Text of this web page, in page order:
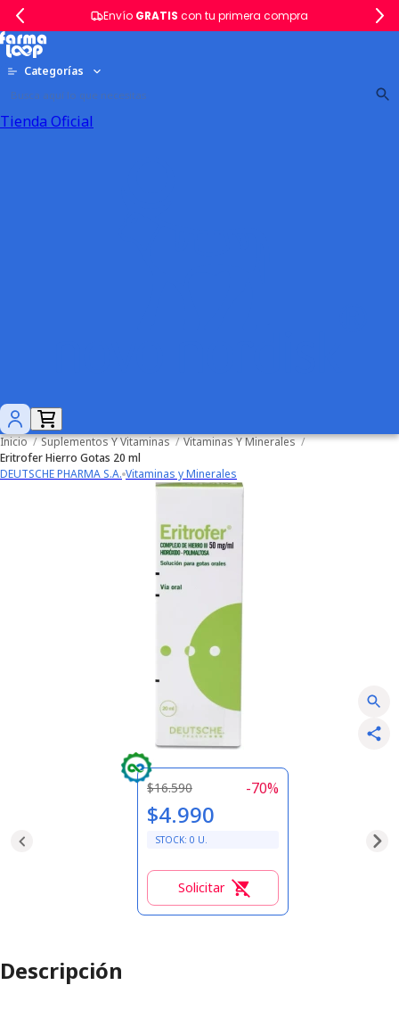
Envío GRATIS con tu primera compra
Categorías
Tienda Oficial
Inicio / Suplementos Y Vitaminas / Vitaminas Y Minerales /
Eritrofer Hierro Gotas 20 ml
DEUTSCHE PHARMA S.A. Vitaminas y Minerales
$16.590 -70%
$4.990
STOCK: 0 U.
Solicitar
Descripción